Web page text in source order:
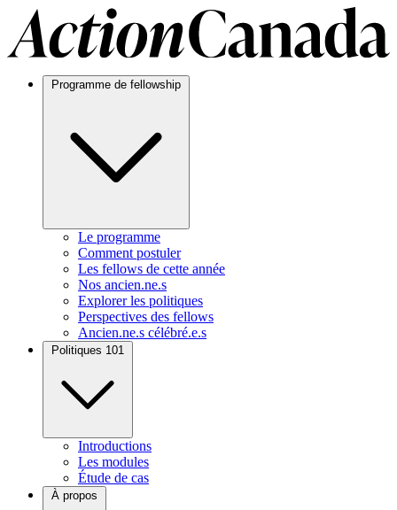
Le programme
Comment postuler
Les fellows de cette année
Nos ancien.ne.s
Explorer les politiques
Perspectives des fellows
Ancien.ne.s célébré.e.s
Introductions
Les modules
Étude de cas